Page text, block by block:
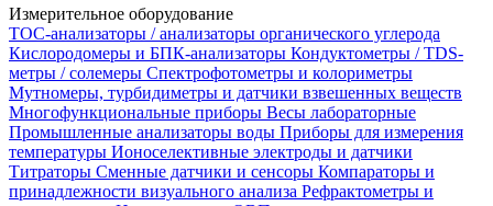
Измерительное оборудование
TOC-анализаторы / анализаторы органического углерода
Кислородомеры и БПК-анализаторы Кондуктометры / TDS-
метры / солемеры Спектрофотометры и колориметры
Мутномеры, турбидиметры и датчики взвешенных веществ
Многофункциональные приборы Весы лабораторные
Промышленные анализаторы воды Приборы для измерения
температуры Ионоселективные электроды и датчики
Титраторы Сменные датчики и сенсоры Компараторы и
принадлежности визуального анализа Рефрактометры и